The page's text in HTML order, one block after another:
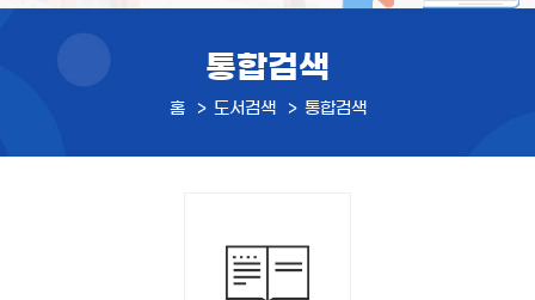
통합검색
홈 도서검색 통합검색